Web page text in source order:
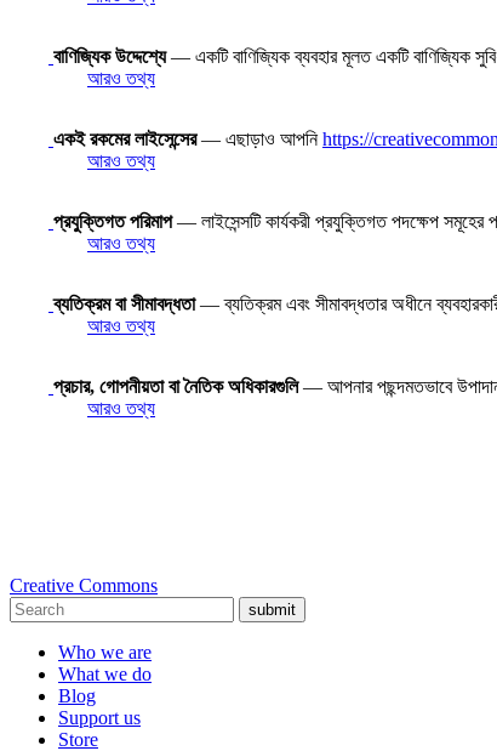
বাণিজ্যিক উদ্দেশ্যে— একটি বাণিজ্যিক ব্যবহার মূলত একটি বাণিজ্যিক
আরও তথ্য
একই রকমের লাইসেন্সের— এছাড়াও আপনিhttps://
আরও তথ্য
প্রযুক্তিগত পরিমাপ— লাইসেন্সটি কার্যকরী প্রযুক্তিগত পদক্ষেপ সমূহের
আরও তথ্য
ব্যতিক্রম বা সীমাবদ্ধতা— ব্যতিক্রম এবং সীমাবদ্ধতার অধীনে
আরও তথ্য
প্রচার, গোপনীয়তা বা নৈতিক অধিকারগুলি— আপনার পছন্দমতভাবে
আরও তথ্য
Creative Commons
submit
Who we are
What we do
Blog
Support us
Store